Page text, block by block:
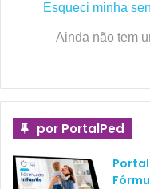
Esqueci minha
Ainda não tem
por PortalPed